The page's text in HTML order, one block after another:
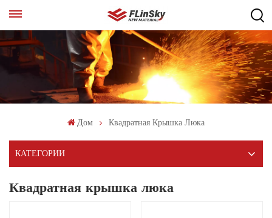
Дом Квадратная Крышка Люка
КАТЕГОРИИ
Квадратная крышка люка